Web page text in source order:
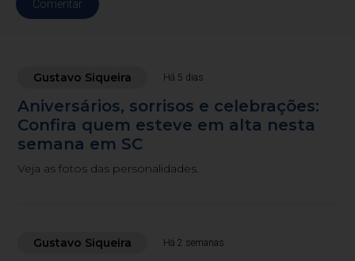
Comentar
Gustavo Siqueira Há 5 dias
Aniversários, sorrisos e celebrações:
Confira quem esteve em alta nesta
semana em SC
Veja as fotos das personalidades.
Gustavo Siqueira Há 2 semanas